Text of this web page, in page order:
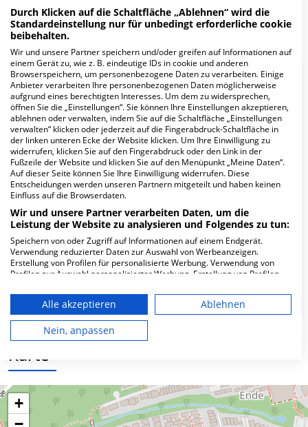
Mehr Informationen
FAQ
Hier ﬁnden Sie häuﬁg gestellte Fragen zu dieser Klinik.
Wie lautet die Adresse von IntegraMed GmbH
MVZ Neurochirurgie?
Gerhard-Kienle-Weg 4
58313 Herdecke
Wie ist die Telefonnummer von IntegraMed
Karte
+
Durch Klicken auf die Schaltfläche „Ablehnen“ wird die
Standardeinstellung nur für unbedingt erforderliche cookie
beibehalten.
Wir und unsere Partner speichern und/oder greifen auf Informationen auf
einem Gerät zu, wie z. B. eindeutige IDs in cookie und anderen
Browserspeichern, um personenbezogene Daten zu verarbeiten. Einige
Anbieter verarbeiten Ihre personenbezogenen Daten möglicherweise
aufgrund eines berechtigten Interesses. Um dem zu widersprechen,
öffnen Sie die „Einstellungen“. Sie können Ihre Einstellungen akzeptieren,
ablehnen oder verwalten, indem Sie auf die Schaltfläche „Einstellungen
verwalten“ klicken oder jederzeit auf die Fingerabdruck-Schaltfläche in
der linken unteren Ecke der Website klicken. Um Ihre Einwilligung zu
widerrufen, klicken Sie auf den Fingerabdruck oder den Link in der
Fußzeile der Website und klicken Sie auf den Menüpunkt „Meine Daten“.
Auf dieser Seite können Sie Ihre Einwilligung widerrufen. Diese
Entscheidungen werden unseren Partnern mitgeteilt und haben keinen
Einfluss auf die Browserdaten.
Wir und unsere Partner verarbeiten Daten, um die
Leistung der Website zu analysieren und Folgendes zu tun:
Speichern von oder Zugriff auf Informationen auf einem Endgerät.
Verwendung reduzierter Daten zur Auswahl von Werbeanzeigen.
Erstellung von Profilen für personalisierte Werbung. Verwendung von
Profilen zur Auswahl personalisierter Werbung. Erstellung von Profilen
personalisierter Inhalte. Messung der Werbeleistung. Messung der
Performance von Inhalten. Analyse von Zielgruppen durch Statistiken
oder Kombinationen von Daten aus verschiedenen Quellen. Entwicklung
und Verbesserung der Angebote. Verwendung reduzierter Daten zur
Auswahl von Inhalten.
die USA gesendet werden.
Website/App.
Partnerliste anzeigen (1 IAB-Anbieter)
Wir nutzen Ihre Daten für folgende Zwecke:
Alle akzeptieren
Ablehnen
Nein, anpassen